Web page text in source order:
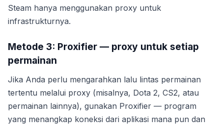
Steam hanya menggunakan proxy untuk
infrastrukturnya.
Metode 3: Proxifier — proxy untuk setiap
permainan
Jika Anda perlu mengarahkan lalu lintas permainan
tertentu melalui proxy (misalnya, Dota 2, CS2, atau
permainan lainnya), gunakan Proxifier — program
yang menangkap koneksi dari aplikasi mana pun dan